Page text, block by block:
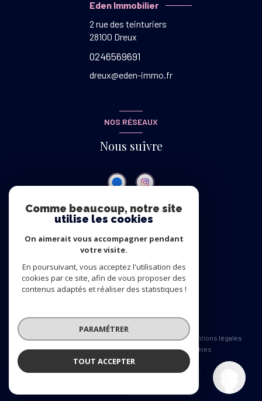
Eden Immobilier
Eden Immobilier
2 rue des teinturiers
28100 Dreux
0246569691
dreux@eden-immo.fr
NOS RÉSEAUX
Nous suivre
Nous adhérons
Nos honoraires
Nos partenaires
Mentions légales
Admin
Politique RGPD Cookies
Réalisé par :
Comme beaucoup, notre site
utilise les cookies
On aimerait vous accompagner pendant
votre visite.
En poursuivant, vous acceptez l'utilisation des
cookies par ce site, afin de vous proposer des
contenus adaptés et réaliser des statistiques !
PARAMÉTRER
TOUT ACCEPTER